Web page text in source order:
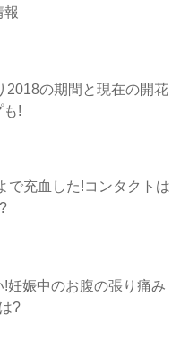
報
2018の期間と現在の開花
!
で充血した!コンタクトは
妊娠中のお腹の張り痛み
?